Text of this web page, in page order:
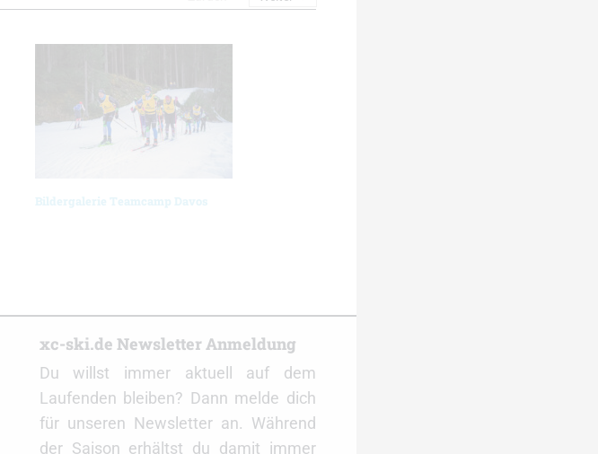
Bildergalerie Teamcamp Davos
xc-ski.de Newsletter Anmeldung
Du willst immer aktuell auf dem
Laufenden bleiben? Dann melde dich
für unseren Newsletter an. Während
der Saison erhältst du damit immer